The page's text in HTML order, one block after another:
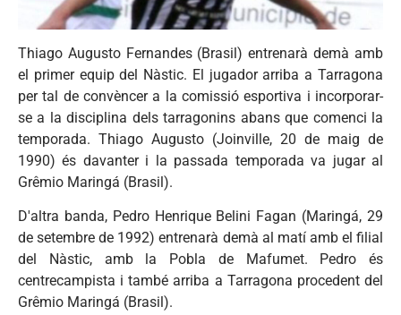
Thiago Augusto Fernandes (Brasil) entrenarà demà amb
el primer equip del Nàstic. El jugador arriba a Tarragona
per tal de convèncer a la comissió esportiva i incorporar-
se a la disciplina dels tarragonins abans que comenci la
temporada. Thiago Augusto (Joinville, 20 de maig de
1990) és davanter i la passada temporada va jugar al
Grêmio Maringá (Brasil).
D'altra banda, Pedro Henrique Belini Fagan (Maringá, 29
de setembre de 1992) entrenarà demà al matí amb el filial
del Nàstic, amb la Pobla de Mafumet. Pedro és
centrecampista i també arriba a Tarragona procedent del
Grêmio Maringá (Brasil).